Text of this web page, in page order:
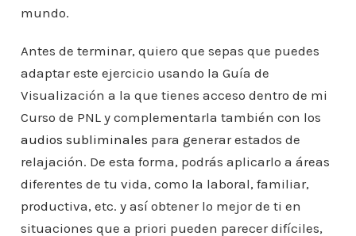
mundo.
Antes de terminar, quiero que sepas que puedes
adaptar este ejercicio usando la Guía de
Visualización a la que tienes acceso dentro de mi
Curso de PNL y complementarla también con los
audios subliminales para generar estados de
relajación. De esta forma, podrás aplicarlo a áreas
diferentes de tu vida, como la laboral, familiar,
productiva, etc. y así obtener lo mejor de ti en
situaciones que a priori pueden parecer difíciles,